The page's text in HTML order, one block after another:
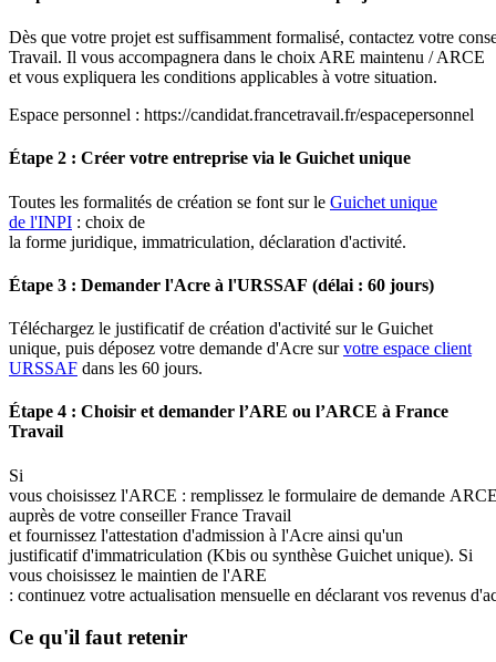
Dès que votre projet est suffisamment formalisé, contactez votre
Travail. Il vous accompagnera dans le choix ARE maintenu / ARCE
et vous expliquera les conditions applicables à votre situation.
Espace personnel : https://candidat.francetravail.fr/espacepersonnel
Étape 2 : Créer votre entreprise via le Guichet unique
Toutes les formalités de création se font sur le Guichet unique
de l'INPI : choix de
la forme juridique, immatriculation, déclaration d'activité.
Étape 3 : Demander l'Acre à l'URSSAF (délai : 60 jours)
Téléchargez le justificatif de création d'activité sur le Guichet
unique, puis déposez votre demande d'Acre survotre espace client
URSSAF dans les 60 jours.
Étape 4 : Choisir et demander l’ARE ou l’ARCE à France
Travail
Si
vous choisissez l'ARCE : remplissez le formulaire de demande
auprès de votre conseiller France Travail
et fournissez l'attestation d'admission à l'Acre ainsi qu'un
justificatif d'immatriculation (Kbis ou synthèse Guichet unique). Si
vous choisissez le maintien de l'ARE
: continuez votre actualisation mensuelle en déclarant vos revenus
Ce qu'il faut retenir